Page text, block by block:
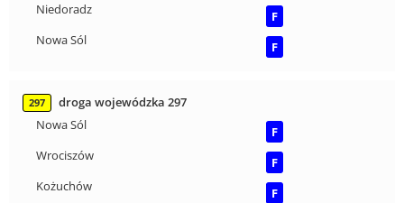
Niedoradz
F
Nowa Sól
F
297
droga wojewódzka 297
Nowa Sól
F
Wrociszów
F
Kożuchów
F